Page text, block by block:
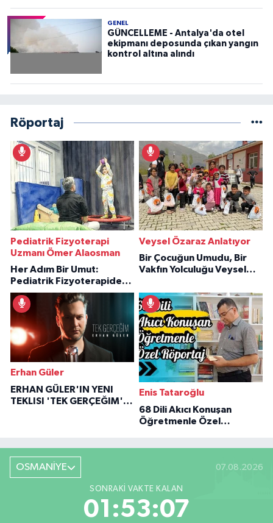
GENEL
GÜNCELLEME - Antalya'da otel
ekipmanı deposunda çıkan yangın
kontrol altına alındı
Röportaj
Pediatrik Fizyoterapi
Uzmanı Ömer Alaosman
Her Adım Bir Umut:
Pediatrik Fizyoterapiden
İlham Veren Hikâyeler
Veysel Özaraz Anlatıyor
Bir Çocuğun Umudu, Bir
Vakfın Yolculuğu Veysel
Erhan Güler
ERHAN GÜLER'IN YENI
TEKLISI 'TEK GERÇEĞIM'LE
Enis Tataroğlu
68 Dili Akıcı Konuşan
Öğretmenle Özel
OSMANİYE 07.08.2026
SONRAKI VAKTE KALAN
01:53:06